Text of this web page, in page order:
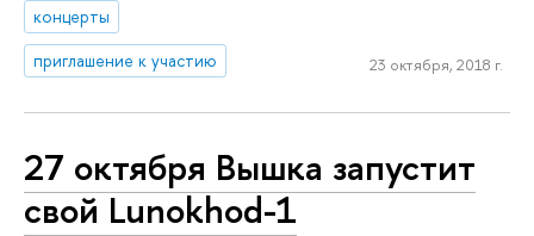
концерты
приглашение к участию
23 октября, 2018 г.
27 октября Вышка запустит
свой Lunokhod-1